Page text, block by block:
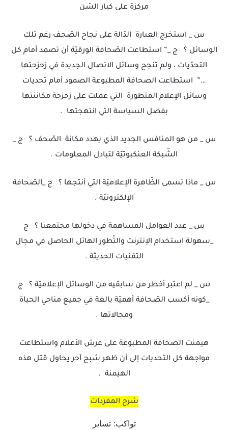
مركزة على كبار السّن
س _ استخرج العبارة الدّالة على نجاح الصّحف رغم تلك
الوسائل ؟ ج _” استطاعت الصّحافة الورقيّة أن تصمد أمام كل
التحدّيات ، ولم تنجح وسائل الاتصال الجديدة في زحزحتها
…” استطاعت الصحافة المطبوعة الصمود أمام تحديات
وسائل الإعلام المتطورة التي عملت على زحزحة مكاننتها
بفضل السياسة التي انتهجتها .
س _ من هو المنافس الجديد الذي يهدد مكانة الصّحف ؟ ج _
الشّبكة العنكبوتيّة لتبادل المعلومات .
س _ ماذا تسمى الظّاهرة الإعلاميّة التي أنتجها ؟ ج _الصّحافة
الإلكترونيّة .
س _ عدد العوامل المساهمة في دخولها مجتمعنا ؟ ج
_سهولة استخدام الإنترنت والتّطور الهائل الحاصل في مجال
التقنيات الحديثة .
س _ لم اعتبر أخطر من سابقيه من الوسائل الإعلاميّة ؟ ج
_كونه أكسب الصّحافة أهميّة بالغة في جميع مناحي الحياة
ومجالاتها .
هيمنت الصحافة المطبوعة على عرش الأعلام واستطاعت
مواجهة كل التحديات إلى أن ظهر شبح آحر يحاول قتل هذه
الهيمنة .
شرح المفردات
تواكب: تساير